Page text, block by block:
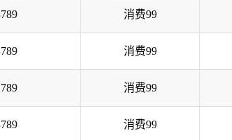
消费99
消费99
消费99
消费99